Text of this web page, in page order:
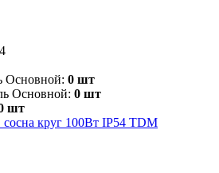
Основной: 0 шт
Основной: 0 шт
шт
круг 100Вт IP54 TDM